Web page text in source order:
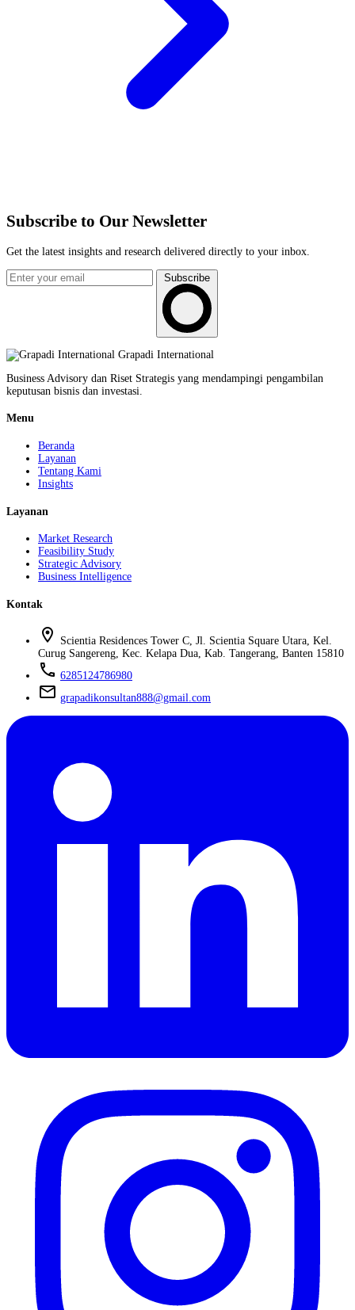
Subscribe to Our Newsletter
Get the latest insights and research delivered directly to your inbox.
Subscribe
Grapadi International
Business Advisory dan Riset Strategis yang mendampingi pengambilan
keputusan bisnis dan investasi.
Menu
Beranda
Layanan
Tentang Kami
Insights
Layanan
Market Research
Feasibility Study
Strategic Advisory
Business Intelligence
Kontak
location_on
Scientia Residences Tower C, Jl. Scientia Square Utara, Kel.
Curug Sangereng, Kec. Kelapa Dua, Kab. Tangerang, Banten 15810
phone 6285124786980
mail grapadikonsultan888@gmail.com